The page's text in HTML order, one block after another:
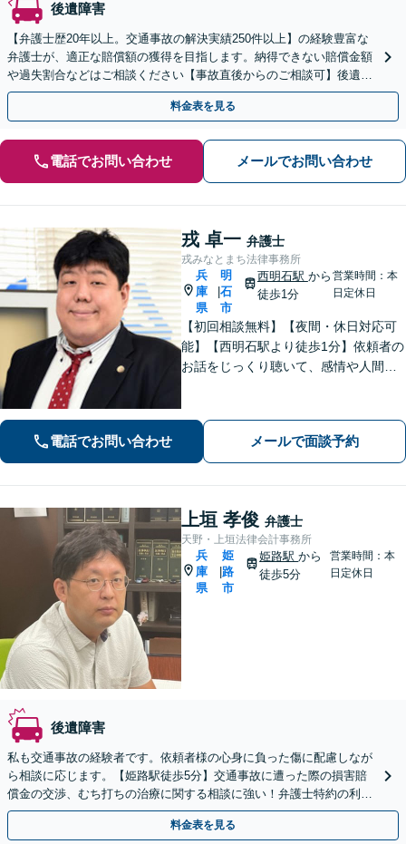
後遺障害
【弁護士歴20年以上。交通事故の解決実績250件以上】の経験豊富な
弁護士が、適正な賠償額の獲得を目指します。納得できない賠償金額
や過失割合などはご相談ください【事故直後からのご相談可】後遺障
害等級認定の申請も対応します
料金表を見る
電話でお問い合わせ メールでお問い合わせ
戎 卓一 弁護士
戎みなとまち法律事務所
兵
庫
県
|
明
石
市
西明石駅 から
徒歩1分
営業時間：本
日定休日
【初回相談無料】【夜間・休日対応可
能】【西明石駅より徒歩1分】依頼者の
お話をじっくり聴いて、感情や人間関
トワーク軽く迅速・誠実に対応しま
す。まずはお気軽にご相談ください。
電話でお問い合わせ メールで面談予約
上垣 孝俊 弁護士
天野・上垣法律会計事務所
兵
庫
県
姫
路
市
姫路駅から
徒歩5分
営業時間：本
日定休日
後遺障害
私も交通事故の経験者です。依頼者様の心身に負った傷に配慮しなが
ら相談に応じます。【姫路駅徒歩5分】交通事故に遭った際の損害賠
償金の交渉、むち打ちの治療に関する相談に強い！弁護士特約の利用
OK。難しい交渉はお任せください。
料金表を見る